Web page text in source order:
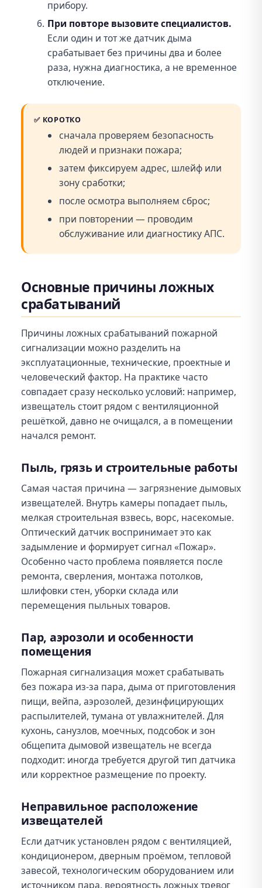
прибору.
При повторе вызовите специалистов.
Если один и тот же датчик дыма
срабатывает без причины два и более
раза, нужна диагностика, а не временное
отключение.
✅ КОРОТКО
сначала проверяем безопасность
людей и признаки пожара;
затем фиксируем адрес, шлейф или
зону сработки;
после осмотра выполняем сброс;
при повторении — проводим
обслуживание или диагностику АПС.
Основные причины ложных
срабатываний
Причины ложных срабатываний пожарной
сигнализации можно разделить на
эксплуатационные, технические, проектные и
человеческий фактор. На практике часто
совпадает сразу несколько условий: например,
извещатель стоит рядом с вентиляционной
решёткой, давно не очищался, а в помещении
начался ремонт.
Пыль, грязь и строительные работы
Самая частая причина — загрязнение дымовых
извещателей. Внутрь камеры попадает пыль,
мелкая строительная взвесь, ворс, насекомые.
Оптический датчик воспринимает это как
задымление и формирует сигнал «Пожар».
Особенно часто проблема появляется после
ремонта, сверления, монтажа потолков,
шлифовки стен, уборки склада или
перемещения пыльных товаров.
Пар, аэрозоли и особенности
помещения
Пожарная сигнализация может срабатывать
без пожара из-за пара, дыма от приготовления
пищи, вейпа, аэрозолей, дезинфицирующих
распылителей, тумана от увлажнителей. Для
кухонь, санузлов, моечных, подсобок и зон
общепита дымовой извещатель не всегда
подходит: иногда требуется другой тип датчика
или корректное размещение по проекту.
Неправильное расположение
извещателей
Если датчик установлен рядом с вентиляцией,
кондиционером, дверным проёмом, тепловой
завесой, технологическим оборудованием или
источником пара, вероятность ложных тревог